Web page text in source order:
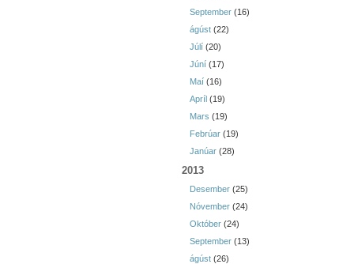
September (16)
ágúst (22)
Júlí (20)
Júní (17)
Maí (16)
Apríl (19)
Mars (19)
Febrúar (19)
Janúar (28)
2013
Desember (25)
Nóvember (24)
Október (24)
September (13)
ágúst (26)